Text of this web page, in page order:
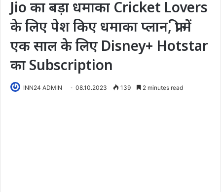
Jio का बड़ा धमाका Cricket Lovers
के लिए पेश किए धमाका प्लान, फ्री में
एक साल के लिए Disney+ Hotstar
का Subscription
INN24 ADMIN 08.10.2023 139 2 minutes read